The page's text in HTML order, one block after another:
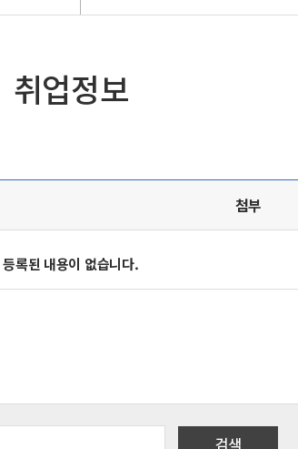
취업정보
첨부
등록된 내용이 없습니다.